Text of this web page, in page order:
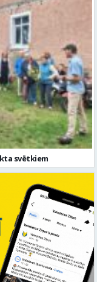
svētkiem